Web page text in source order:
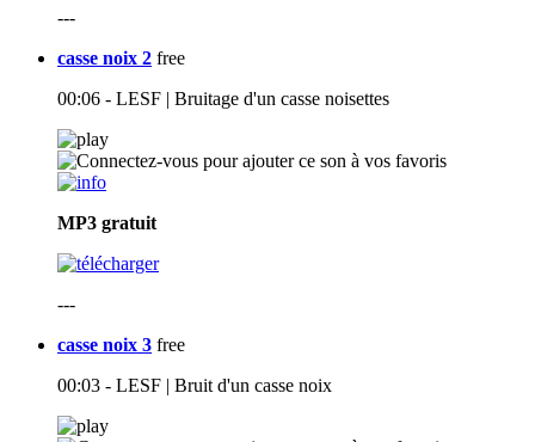
---
casse noix 2 free
00:06 - LESF | Bruitage d'un casse noisettes
MP3 gratuit
---
casse noix 3 free
00:03 - LESF | Bruit d'un casse noix